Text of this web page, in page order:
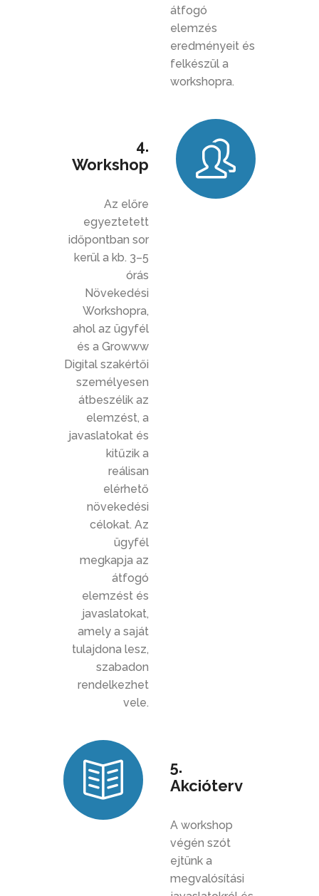
átfogó
elemzés
eredményeit és
felkészül a
workshopra.
4.
Workshop
Az előre
egyeztetett
időpontban sor
kerül a kb. 3–5
órás
Növekedési
Workshopra,
ahol az ügyfél
és a Growww
Digital szakértői
személyesen
átbeszélik az
elemzést, a
javaslatokat és
kitűzik a
reálisan
elérhető
növekedési
célokat. Az
ügyfél
megkapja az
átfogó
elemzést és
javaslatokat,
amely a saját
tulajdona lesz,
szabadon
rendelkezhet
vele.
5.
Akcióterv
A workshop
végén szót
ejtünk a
megvalósítási